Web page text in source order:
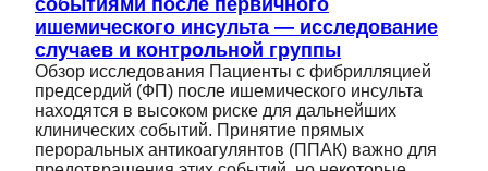
ишемического инсульта — исследование
случаев и контрольной группы
Обзор исследования Пациенты с фибрилляцией
предсердий (ФП) после ишемического инсульта
находятся в высоком риске для дальнейших
клинических событий. Принятие прямых
пероральных антикоагулянтов (ППАК) важно для